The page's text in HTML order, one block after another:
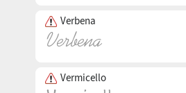
Verbena
Vermicello